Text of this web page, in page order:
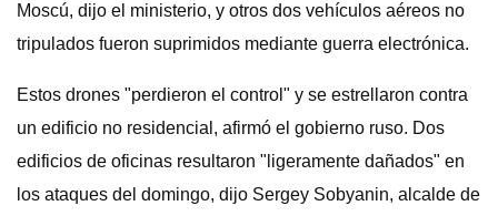
Moscú, dijo el ministerio, y otros dos vehículos aéreos no
tripulados fueron suprimidos mediante guerra electrónica.
Estos drones "perdieron el control" y se estrellaron contra
un edificio no residencial, afirmó el gobierno ruso. Dos
edificios de oficinas resultaron "ligeramente dañados" en
los ataques del domingo, dijo Sergey Sobyanin, alcalde de